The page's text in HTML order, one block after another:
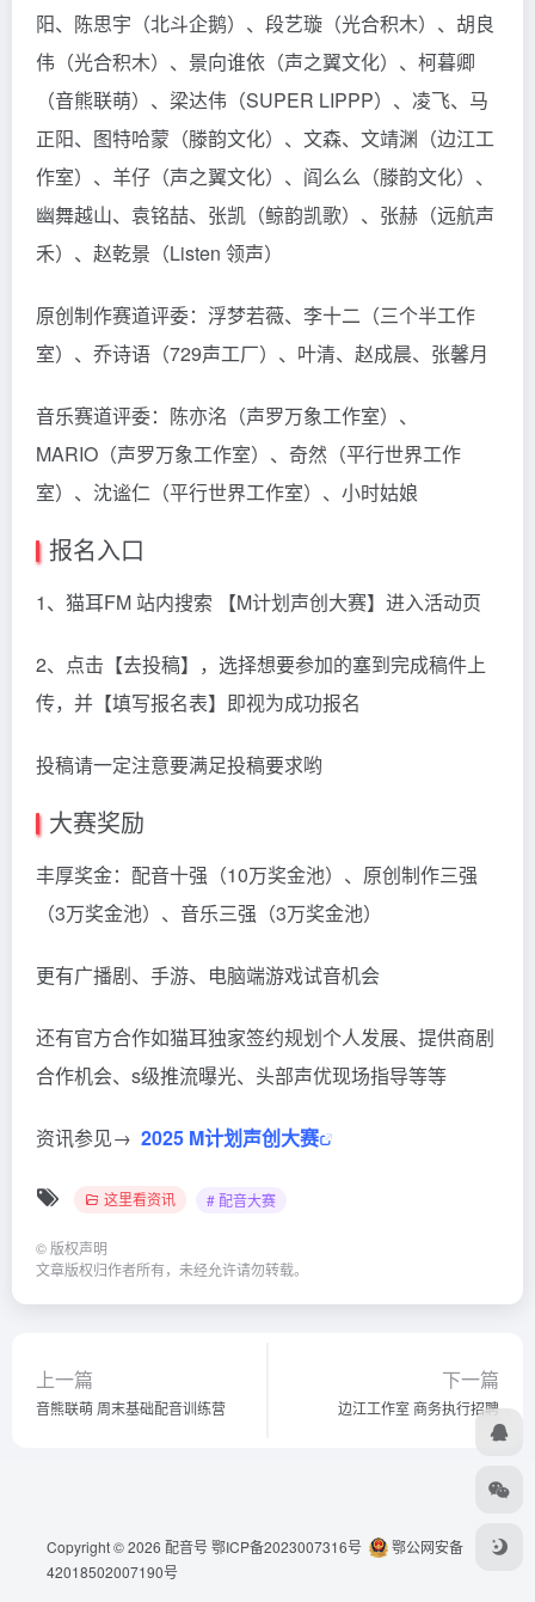
阳、陈思宇（北斗企鹅）、段艺璇（光合积木）、胡良
伟（光合积木）、景向谁依（声之翼文化）、柯暮卿
（音熊联萌）、梁达伟（SUPER LIPPP）、凌飞、马
正阳、图特哈蒙（滕韵文化）、文森、文靖渊（边江工
作室）、羊仔（声之翼文化）、阎么么（滕韵文化）、
幽舞越山、袁铭喆、张凯（鲸韵凯歌）、张赫（远航声
禾）、赵乾景（Listen 领声）
原创制作赛道评委：浮梦若薇、李十二（三个半工作
室）、乔诗语（729声工厂）、叶清、赵成晨、张馨月
音乐赛道评委：陈亦洺（声罗万象工作室）、
MARIO（声罗万象工作室）、奇然（平行世界工作
室）、沈谧仁（平行世界工作室）、小时姑娘
报名入口
1、猫耳FM 站内搜索 【M计划声创大赛】进入活动页
2、点击【去投稿】，选择想要参加的塞到完成稿件上
传，并【填写报名表】即视为成功报名
投稿请一定注意要满足投稿要求哟
大赛奖励
丰厚奖金：配音十强（10万奖金池）、原创制作三强
（3万奖金池）、音乐三强（3万奖金池）
更有广播剧、手游、电脑端游戏试音机会
还有官方合作如猫耳独家签约规划个人发展、提供商剧
合作机会、s级推流曝光、头部声优现场指导等等
资讯参见→ 2025 M计划声创大赛
这里看资讯 # 配音大赛
© 版权声明
文章版权归作者所有，未经允许请勿转载。
上一篇
音熊联萌 周末基础配音训练营
下一篇
边江工作室 商务执行招聘
Copyright © 2026 配音号鄂ICP备2023007316号
鄂公网安备
42018502007190号